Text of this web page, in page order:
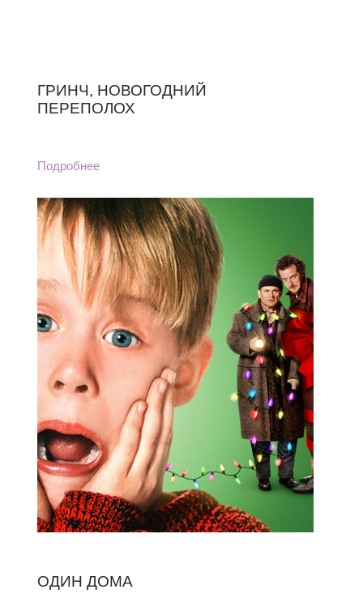
ГРИНЧ, НОВОГОДНИЙ
ПЕРЕПОЛОХ
Подробнее
ОДИН ДОМА